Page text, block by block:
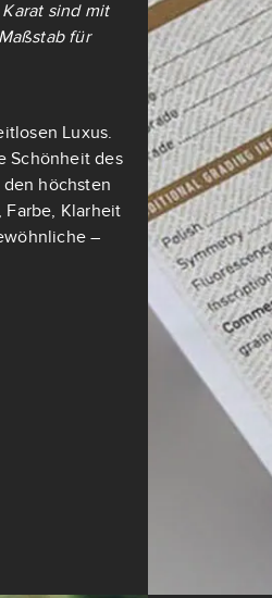
sind mit
für
Luxus.
Schönheit des
höchsten
Farbe, Klarheit
–